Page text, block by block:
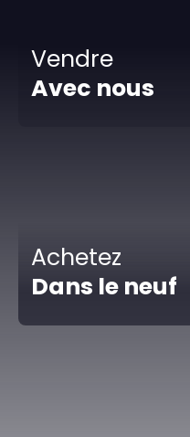
Vendre
Avec nous
Achetez
Dans le neuf